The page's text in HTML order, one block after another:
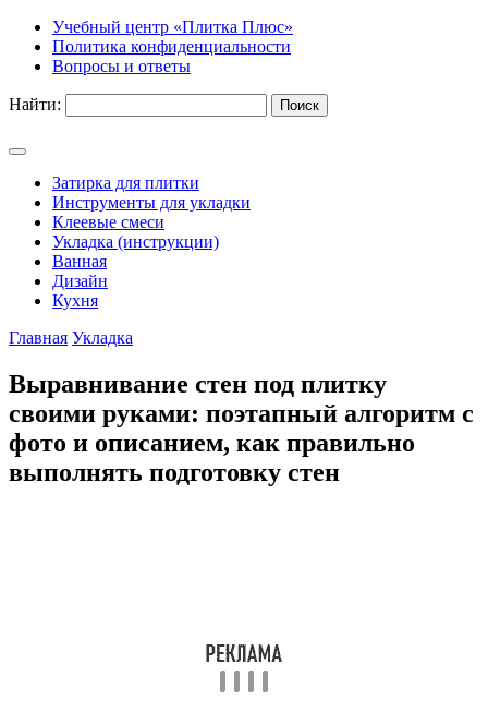
Учебный центр «Плитка Плюс»
Политика конфиденциальности
Вопросы и ответы
Найти:
Затирка для плитки
Инструменты для укладки
Клеевые смеси
Укладка (инструкции)
Ванная
Дизайн
Кухня
Главная Укладка
Выравнивание стен под плитку
своими руками: поэтапный алгоритм с
фото и описанием, как правильно
выполнять подготовку стен